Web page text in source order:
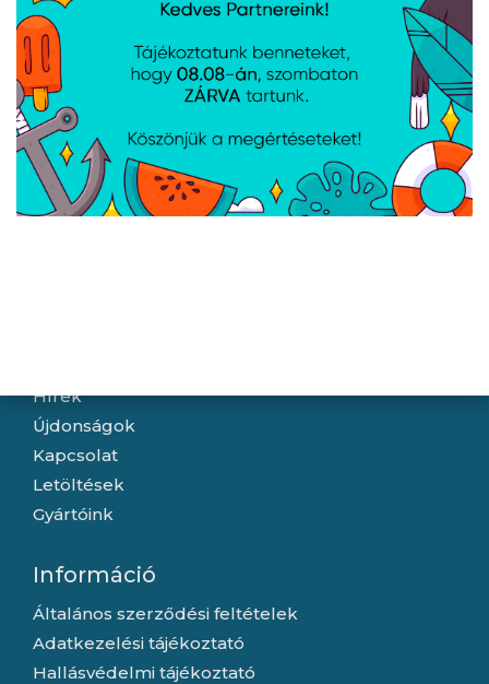
PlayStation 5 Digital
PlayStation 5 Vízszintes
Hírek
Újdonságok
Kapcsolat
Letöltések
Gyártóink
Információ
Általános szerződési feltételek
Adatkezelési tájékoztató
Hallásvédelmi tájékoztató